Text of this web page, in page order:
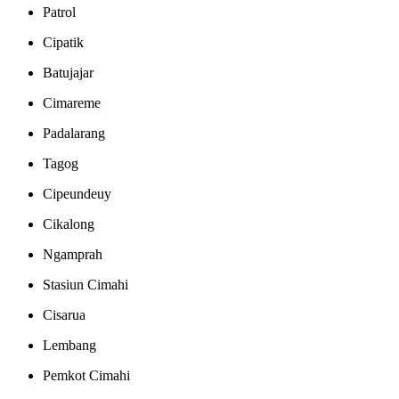
Patrol
Cipatik
Batujajar
Cimareme
Padalarang
Tagog
Cipeundeuy
Cikalong
Ngamprah
Stasiun Cimahi
Cisarua
Lembang
Pemkot Cimahi